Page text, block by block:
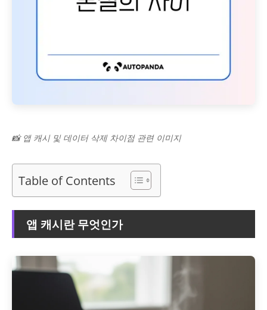
📸 앱 캐시 및 데이터 삭제 차이점 관련 이미지
Table of Contents
앱 캐시란 무엇인가